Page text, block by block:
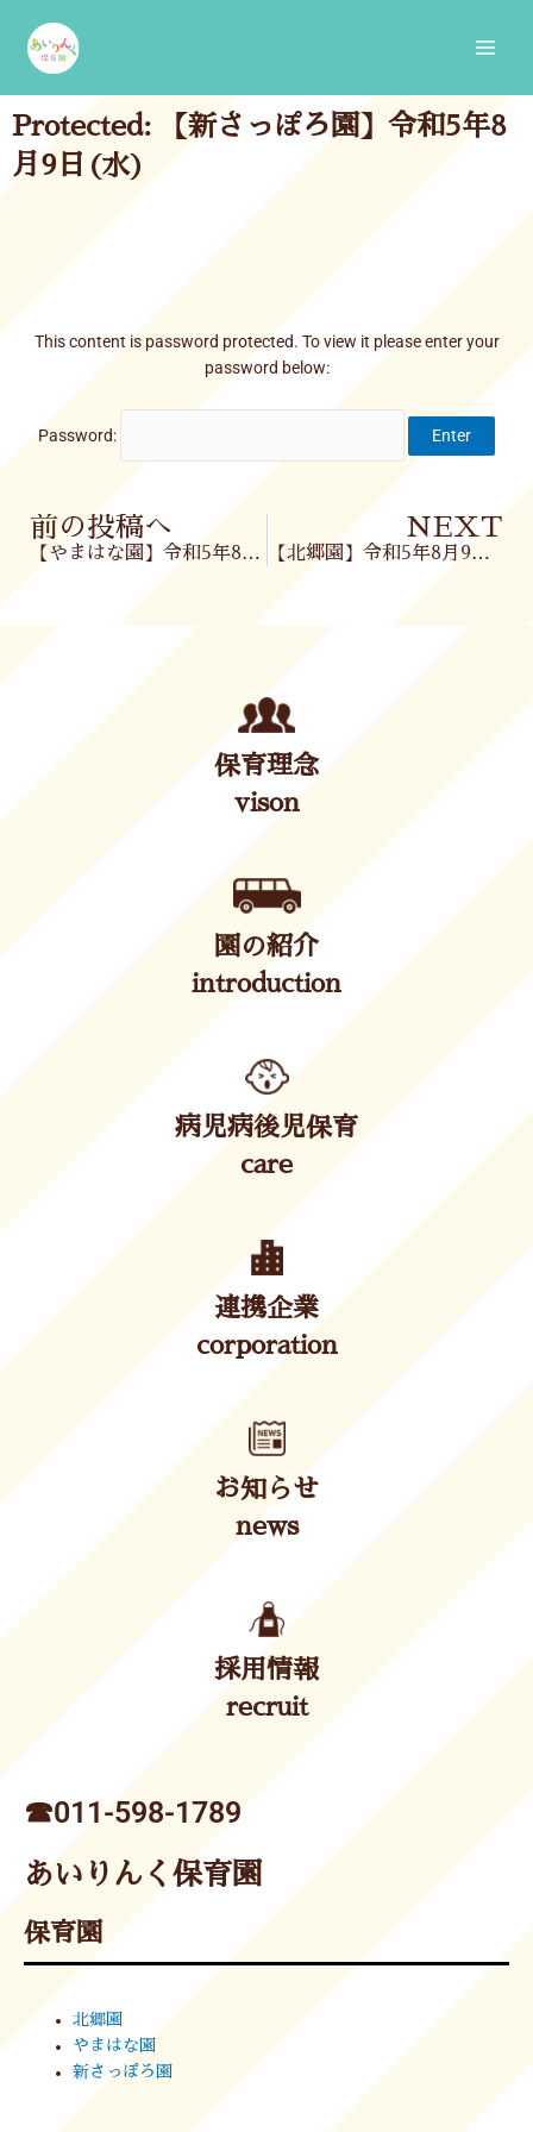
content
Protected: 【新さっぽろ園】令和5年8
月9日(水)
This content is password protected. To view it please enter your
password below:
Password:
Prev
前の投稿へ
【やまはな園】令和5年8月8日(火)
NEXT
【北郷園】令和5年8月9日(水)
保育理念
vison
園の紹介
introduction
病児病後児保育
care
連携企業
corporation
お知らせ
news
採用情報
recruit
☎︎011-598-1789
あいりんく保育園
保育園
北郷園
やまはな園
新さっぽろ園